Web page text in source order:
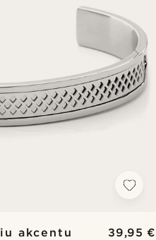
akcentu 39,95 €